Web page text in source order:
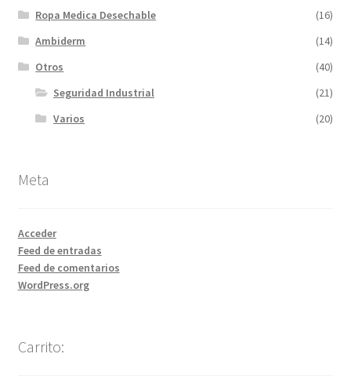
Ropa Medica Desechable
(16)
Ambiderm
(14)
Otros
(40)
Seguridad Industrial
(21)
Varios
(20)
Meta
Acceder
Feed de entradas
Feed de comentarios
WordPress.org
Carrito: